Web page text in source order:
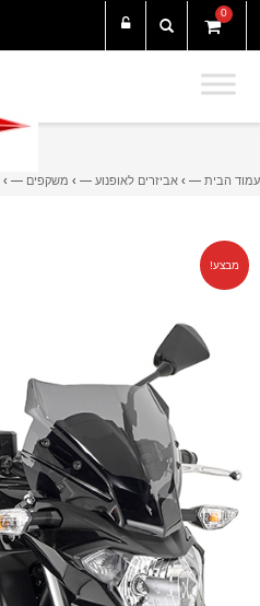
0
עמוד הבית — › אביזרים לאופנוע — › משקפים — ›
מבצע!